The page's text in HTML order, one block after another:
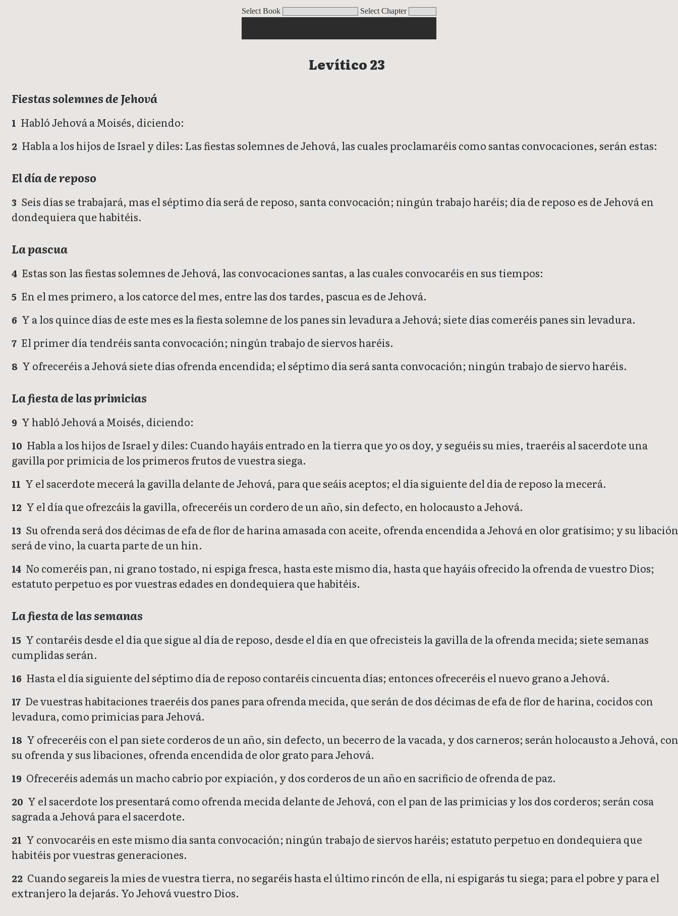
Select Book Select Chapter
Levítico 23
Fiestas solemnes de Jehová
1 Habló Jehová a Moisés, diciendo:
2 Habla a los hijos de Israel y diles: Las fiestas solemnes de Jehová, las cuales proclamaréis como santas convocaciones, serán estas:
El día de reposo
3 Seis días se trabajará, mas el séptimo día será de reposo, santa convocación; ningún trabajo haréis; día de reposo es de Jehová en
dondequiera que habitéis.
La pascua
4 Estas son las fiestas solemnes de Jehová, las convocaciones santas, a las cuales convocaréis en sus tiempos:
5 En el mes primero, a los catorce del mes, entre las dos tardes, pascua es de Jehová.
6 Y a los quince días de este mes es la fiesta solemne de los panes sin levadura a Jehová; siete días comeréis panes sin levadura.
7 El primer día tendréis santa convocación; ningún trabajo de siervos haréis.
8 Y ofreceréis a Jehová siete días ofrenda encendida; el séptimo día será santa convocación; ningún trabajo de siervo haréis.
La fiesta de las primicias
9 Y habló Jehová a Moisés, diciendo:
10 Habla a los hijos de Israel y diles: Cuando hayáis entrado en la tierra que yo os doy, y seguéis su mies, traeréis al sacerdote una
gavilla por primicia de los primeros frutos de vuestra siega.
11 Y el sacerdote mecerá la gavilla delante de Jehová, para que seáis aceptos; el día siguiente del día de reposo la mecerá.
12 Y el día que ofrezcáis la gavilla, ofreceréis un cordero de un año, sin defecto, en holocausto a Jehová.
13 Su ofrenda será dos décimas de efa de flor de harina amasada con aceite, ofrenda encendida a Jehová en olor gratísimo; y su
será de vino, la cuarta parte de un hin.
14 No comeréis pan, ni grano tostado, ni espiga fresca, hasta este mismo día, hasta que hayáis ofrecido la ofrenda de vuestro Dios;
estatuto perpetuo es por vuestras edades en dondequiera que habitéis.
La fiesta de las semanas
15 Y contaréis desde el día que sigue al día de reposo, desde el día en que ofrecisteis la gavilla de la ofrenda mecida; siete semanas
cumplidas serán.
16 Hasta el día siguiente del séptimo día de reposo contaréis cincuenta días; entonces ofreceréis el nuevo grano a Jehová.
17 De vuestras habitaciones traeréis dos panes para ofrenda mecida, que serán de dos décimas de efa de flor de harina, cocidos con
levadura, como primicias para Jehová.
18 Y ofreceréis con el pan siete corderos de un año, sin defecto, un becerro de la vacada, y dos carneros; serán holocausto a Jehová,
su ofrenda y sus libaciones, ofrenda encendida de olor grato para Jehová.
19 Ofreceréis además un macho cabrío por expiación, y dos corderos de un año en sacrificio de ofrenda de paz.
20 Y el sacerdote los presentará como ofrenda mecida delante de Jehová, con el pan de las primicias y los dos corderos; serán cosa
sagrada a Jehová para el sacerdote.
21 Y convocaréis en este mismo día santa convocación; ningún trabajo de siervos haréis; estatuto perpetuo en dondequiera que
habitéis por vuestras generaciones.
22 Cuando segareis la mies de vuestra tierra, no segaréis hasta el último rincón de ella, ni espigarás tu siega; para el pobre y para el
extranjero la dejarás. Yo Jehová vuestro Dios.